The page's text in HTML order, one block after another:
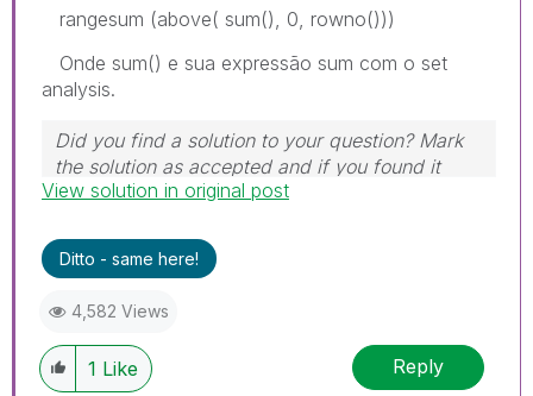
rangesum (above( sum(), 0, rowno()))
Onde sum() e sua expressão sum com o set
analysis.
Did you find a solution to your question? Mark
the solution as accepted and if you found it
useful, press the like button! | Follow me on
View solution in original post
Ditto - same here!
4,582 Views
1 Like Reply